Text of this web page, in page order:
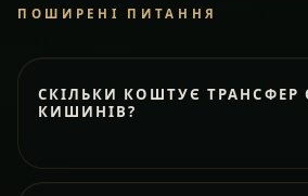
ПОШИРЕНІ ПИТАННЯ
СКІЛЬКИ КОШТУЄ ТРАНСФЕР
КИШИНІВ?